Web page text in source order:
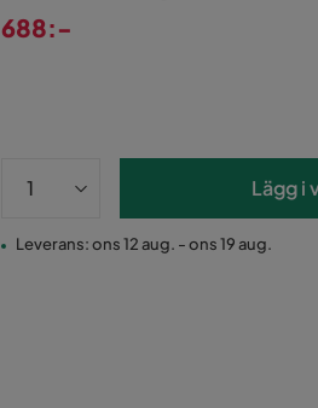
688:-
Lägg i
Leverans: ons 12 aug. - ons 19 aug.